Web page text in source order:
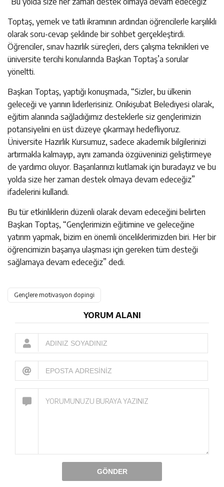
Toptaş, yemek ve tatlı ikramının ardından öğrencilerle karşılıklı
olarak soru-cevap şeklinde bir sohbet gerçekleştirdi.
Öğrenciler, sınav hazırlık süreçleri, ders çalışma teknikleri ve
üniversite tercihi konularında Başkan Toptaş’a sorular
yöneltti.
Başkan Toptaş, yaptığı konuşmada, “Sizler, bu ülkenin
geleceği ve yarının liderlerisiniz. Onikişubat Belediyesi olarak,
eğitim alanında sağladığımız desteklerle siz gençlerimizin
potansiyelini en üst düzeye çıkarmayı hedefliyoruz.
Üniversite Hazırlık Kursumuz, sadece akademik bilgilerinizi
artırmakla kalmayıp, aynı zamanda özgüveninizi geliştirmeye
de yardımcı oluyor. Başarılarınızı kutlamak için buradayız ve bu
yolda size her zaman destek olmaya devam edeceğiz”
ifadelerini kullandı.
Bu tür etkinliklerin düzenli olarak devam edeceğini belirten
Başkan Toptaş, “Gençlerimizin eğitimine ve geleceğine
yatırım yapmak, bizim en önemli önceliklerimizden biri. Her bir
öğrencimizin başarıya ulaşması için gereken tüm desteği
sağlamaya devam edeceğiz” dedi.
Gençlere motivasyon dopingi
YORUM ALANI
GÖNDER